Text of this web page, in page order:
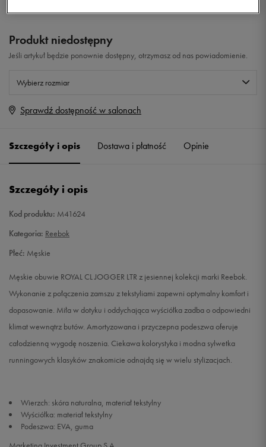
Produkt niedostępny
Jeśli artykuł będzie ponownie dostępny, otrzymasz od nas powiadomienie.
Wybierz rozmiar
Rozmiary EU
42,5 27,5 cm
43
44 28,5 cm Powiadom o dostępności
29 cm
29,5 cm Powiadom o dostępności
Sprawdź dostępność w salonach
Szczegóły i opis Dostawa i płatność Opinie
Szczegóły i opis
Kod produktu: M41624
Kategoria: Reebok
Płeć: Męskie
Męskie obuwie ROYAL CL JOGGER LTR z jesiennej kolekcji marki Reebok.
Wykonanie z połączenia zamszu z tekstyliami zapewni optymalny komfort i
dopasowanie. Miła w dotyku i oddychająca wyściółka zadba o odpowiedni
klimat wewnątrz butów. Amortyzowana i przyczepna podeszwa oferuje
całodzienną wygodę noszenia. Ciekawa kolorystyka i modna sylwetka
runningowych klasyków znakomicie odnajdą się w wielu stylizacjach.
Wierzch: skóra naturalna, materiał tekstylny
Wyściółka: materiał tekstylny
Podeszwa: EVA, guma